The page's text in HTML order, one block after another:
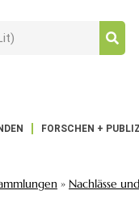
FORSCHEN +
» Nachlässe